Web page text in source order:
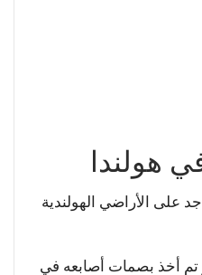
هولندا
على الأراضي الهولندية
تم أخذ بصمات أصابعه في